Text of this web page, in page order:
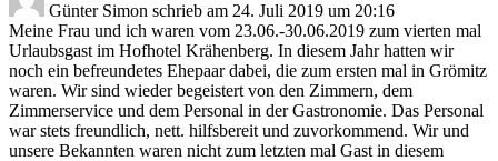
Günter Simon schrieb am 24. Juli 2019 um 20:16
Meine Frau und ich waren vom 23.06.-30.06.2019 zum vierten mal
Urlaubsgast im Hofhotel Krähenberg. In diesem Jahr hatten wir
noch ein befreundetes Ehepaar dabei, die zum ersten mal in Grömitz
waren. Wir sind wieder begeistert von den Zimmern, dem
Zimmerservice und dem Personal in der Gastronomie. Das Personal
war stets freundlich, nett. hilfsbereit und zuvorkommend. Wir und
unsere Bekannten waren nicht zum letzten mal Gast in diesem